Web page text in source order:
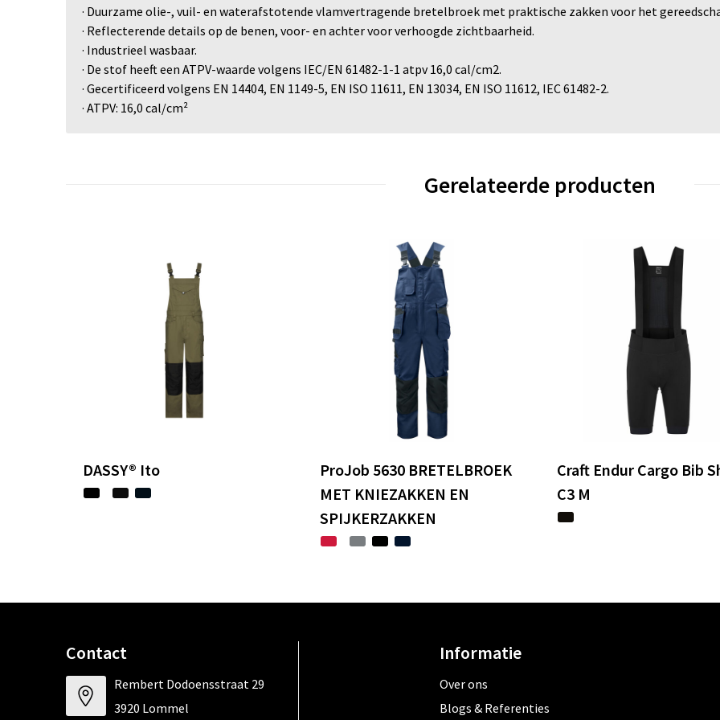
· Duurzame olie-, vuil- en waterafstotende vlamvertragende bretelbroek met praktische zakken voor het
· Reflecterende details op de benen, voor- en achter voor verhoogde zichtbaarheid.
· Industrieel wasbaar.
· De stof heeft een ATPV-waarde volgens IEC/EN 61482-1-1 atpv 16,0 cal/cm2.
· Gecertificeerd volgens EN 14404, EN 1149-5, EN ISO 11611, EN 13034, EN ISO 11612, IEC 61482-2.
· ATPV: 16,0 cal/cm²
Gerelateerde producten
DASSY® Ito
ProJob 5630 BRETELBROEK
MET KNIEZAKKEN EN
SPIJKERZAKKEN
Craft Endur Cargo Bib
C3 M
Contact
Rembert Dodoensstraat 29
3920 Lommel
Informatie
Over ons
Blogs & Referenties